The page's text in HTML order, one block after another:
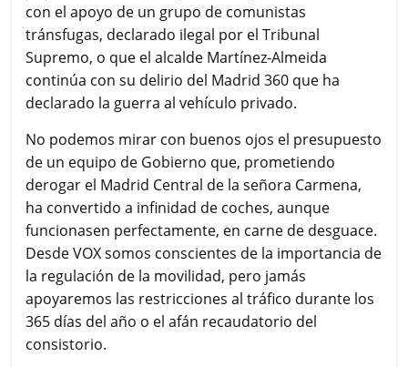
con el apoyo de un grupo de comunistas
tránsfugas, declarado ilegal por el Tribunal
Supremo, o que el alcalde Martínez-Almeida
continúa con su delirio del Madrid 360 que ha
declarado la guerra al vehículo privado.
No podemos mirar con buenos ojos el presupuesto
de un equipo de Gobierno que, prometiendo
derogar el Madrid Central de la señora Carmena,
ha convertido a infinidad de coches, aunque
funcionasen perfectamente, en carne de desguace.
Desde VOX somos conscientes de la importancia de
la regulación de la movilidad, pero jamás
apoyaremos las restricciones al tráfico durante los
365 días del año o el afán recaudatorio del
consistorio.